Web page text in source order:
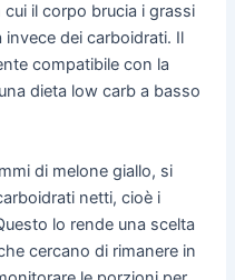
il corpo brucia i grassi
dei carboidrati. Il
compatibile con la
dieta low carb a basso
di melone giallo, si
netti, cioè i
lo rende una scelta
cercano di rimanere in